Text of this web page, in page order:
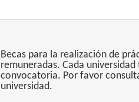
Becas para la realización de
remuneradas. Cada
convocatoria. Por favor
universidad.